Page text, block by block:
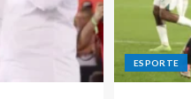
ESPORTE